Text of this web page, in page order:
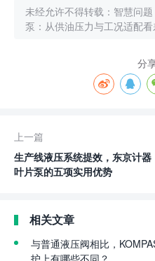
未经允许不得转载： 智慧问题
泵：从供油压力与工况适配
分
上一篇
生产线液压系统提效，东京计器
叶片泵的五项实用优势
相关文章
与普通液压阀相比，